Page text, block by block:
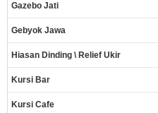
Gazebo Jati
Gebyok Jawa
Hiasan Dinding \ Relief Ukir
Kursi Bar
Kursi Cafe